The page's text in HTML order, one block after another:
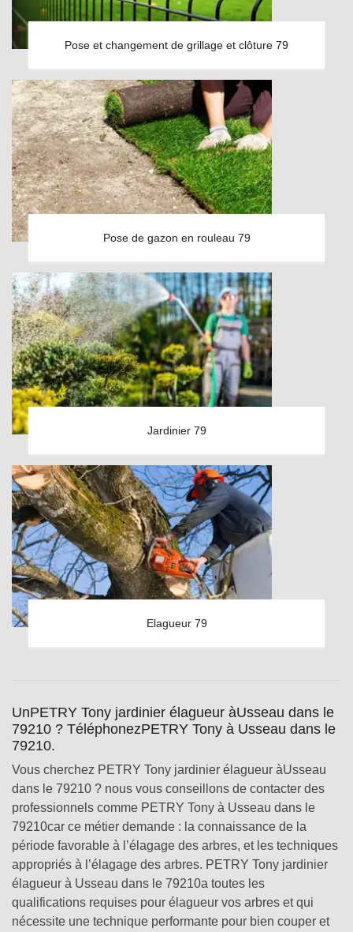
Pose et changement de grillage et clôture 79
Pose de gazon en rouleau 79
Jardinier 79
Elagueur 79
UnPETRY Tony jardinier élagueur àUsseau dans le
79210 ? TéléphonezPETRY Tony à Usseau dans le
79210.
Vous cherchez PETRY Tony jardinier élagueur àUsseau
dans le 79210 ? nous vous conseillons de contacter des
professionnels comme PETRY Tony à Usseau dans le
79210car ce métier demande : la connaissance de la
période favorable à l’élagage des arbres, et les techniques
appropriés à l’élagage des arbres. PETRY Tony jardinier
élagueur à Usseau dans le 79210a toutes les
qualifications requises pour élagueur vos arbres et qui
nécessite une technique performante pour bien couper et